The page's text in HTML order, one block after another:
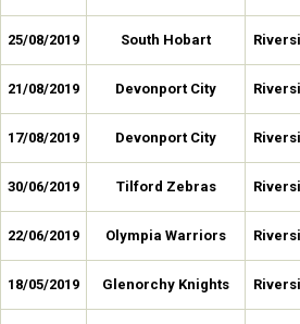
25/08/2019 South Hobart
21/08/2019 Devonport City
17/08/2019 Devonport City
30/06/2019 Tilford Zebras
22/06/2019 Olympia Warriors
18/05/2019 Glenorchy Knights